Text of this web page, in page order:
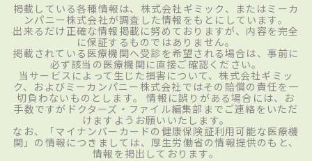
掲載している各種情報は、株式会社ギミック、またはミーカ
ンパニー株式会社が調査した情報をもとにしています。
出来るだけ正確な情報掲載に努めておりますが、内容を完全
に保証するものではありません。
掲載されている医療機関へ受診を希望される場合は、事前に
必ず該当の医療機関に直接ご確認ください。
当サービスによって生じた損害について、株式会社ギミッ
ク、およびミーカンパニー株式会社ではその賠償の責任を一
切負わないものとします。 情報に誤りがある場合には、お
手数ですがドクターズ・ファイル編集部までご連絡をいただ
けますようお願いいたします。
なお、「マイナンバーカードの健康保険証利用可能な医療機
関」の情報につきましては、厚生労働省の情報提供のもと、
情報を掲出しております。